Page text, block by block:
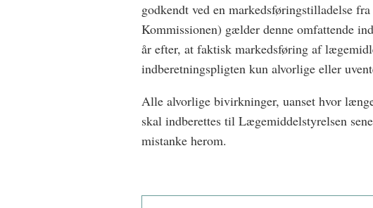
godkendt ved en markedsføringstilladelse
Kommissionen) gælder denne omfattende
år efter, at faktisk markedsføring af
indberetningspligten kun alvorlige eller
Alle alvorlige bivirkninger, uanset hvor
skal indberettes til Lægemiddelstyrelsen
mistanke herom.